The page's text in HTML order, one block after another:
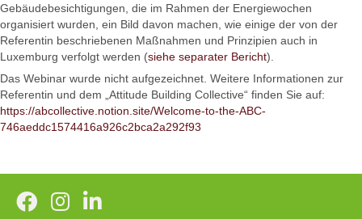
Gebäudebesichtigungen, die im Rahmen der Energiewochen
organisiert wurden, ein Bild davon machen, wie einige der von der
Referentin beschriebenen Maßnahmen und Prinzipien auch in
Luxemburg verfolgt werden (siehe separater Bericht).
Das Webinar wurde nicht aufgezeichnet. Weitere Informationen zur
Referentin und dem „Attitude Building Collective“ finden Sie auf:
https://abcollective.notion.site/Welcome-to-the-ABC-
746aeddc1574416a926c2bca2a292f93